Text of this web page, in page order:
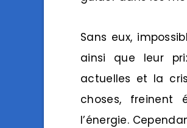
Sans eux,
ainsi que leur
actuelles et la
choses, freinent
l’énergie.